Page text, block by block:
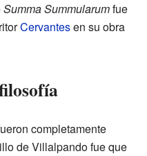
Summa Summularumfue
Cervantesen su obra
completamente
de Villalpando fue que